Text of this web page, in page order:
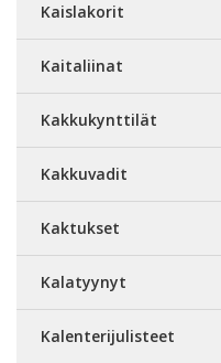
Kaislakorit
Kaitaliinat
Kakkukynttilät
Kakkuvadit
Kaktukset
Kalatyynyt
Kalenterijulisteet